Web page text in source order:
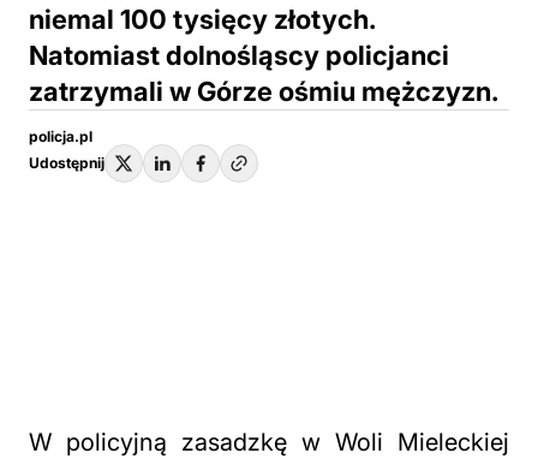
niemal 100 tysięcy złotych.
Natomiast dolnośląscy policjanci
zatrzymali w Górze ośmiu mężczyzn.
policja.pl
Udostępnij
W policyjną zasadzkę w Woli Mieleckiej